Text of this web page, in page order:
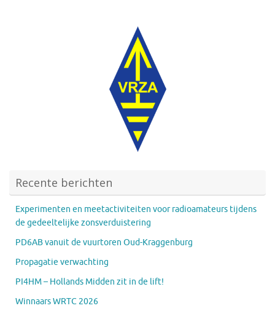
Recente berichten
Experimenten en meetactiviteiten voor radioamateurs tijdens
de gedeeltelijke zonsverduistering
PD6AB vanuit de vuurtoren Oud-Kraggenburg
Propagatie verwachting
PI4HM – Hollands Midden zit in de lift!
Winnaars WRTC 2026